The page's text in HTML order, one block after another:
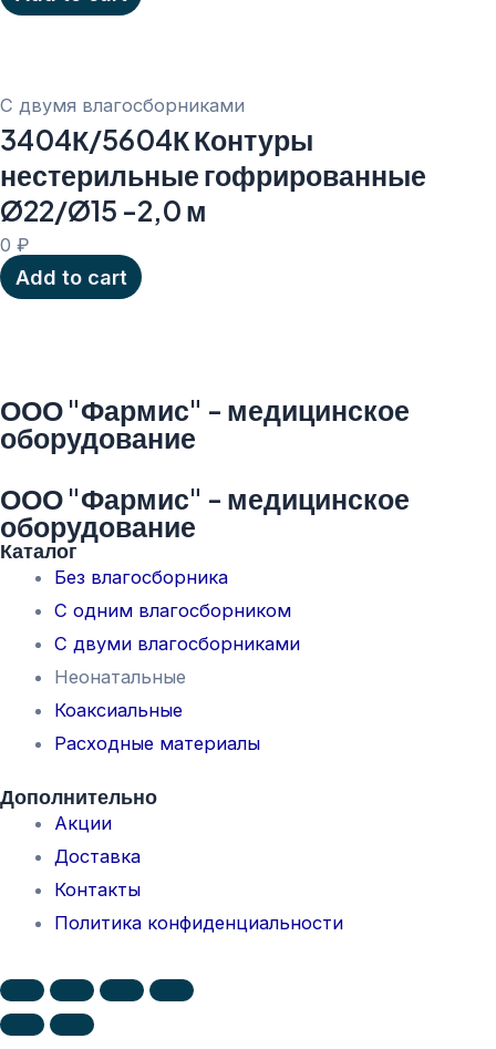
С двумя влагосборниками
3404К/5604К Контуры
нестерильные гофрированные
Ø22/Ø15 -2,0 м
0 ₽
Add to cart
ООО "Фармис" - медицинское
оборудование
ООО "Фармис" - медицинское
оборудование
Каталог
Без влагосборника
С одним влагосборником
С двуми влагосборниками
Неонатальные
Коаксиальные
Расходные материалы
Дополнительно
Акции
Доставка
Контакты
Политика конфиденциальности